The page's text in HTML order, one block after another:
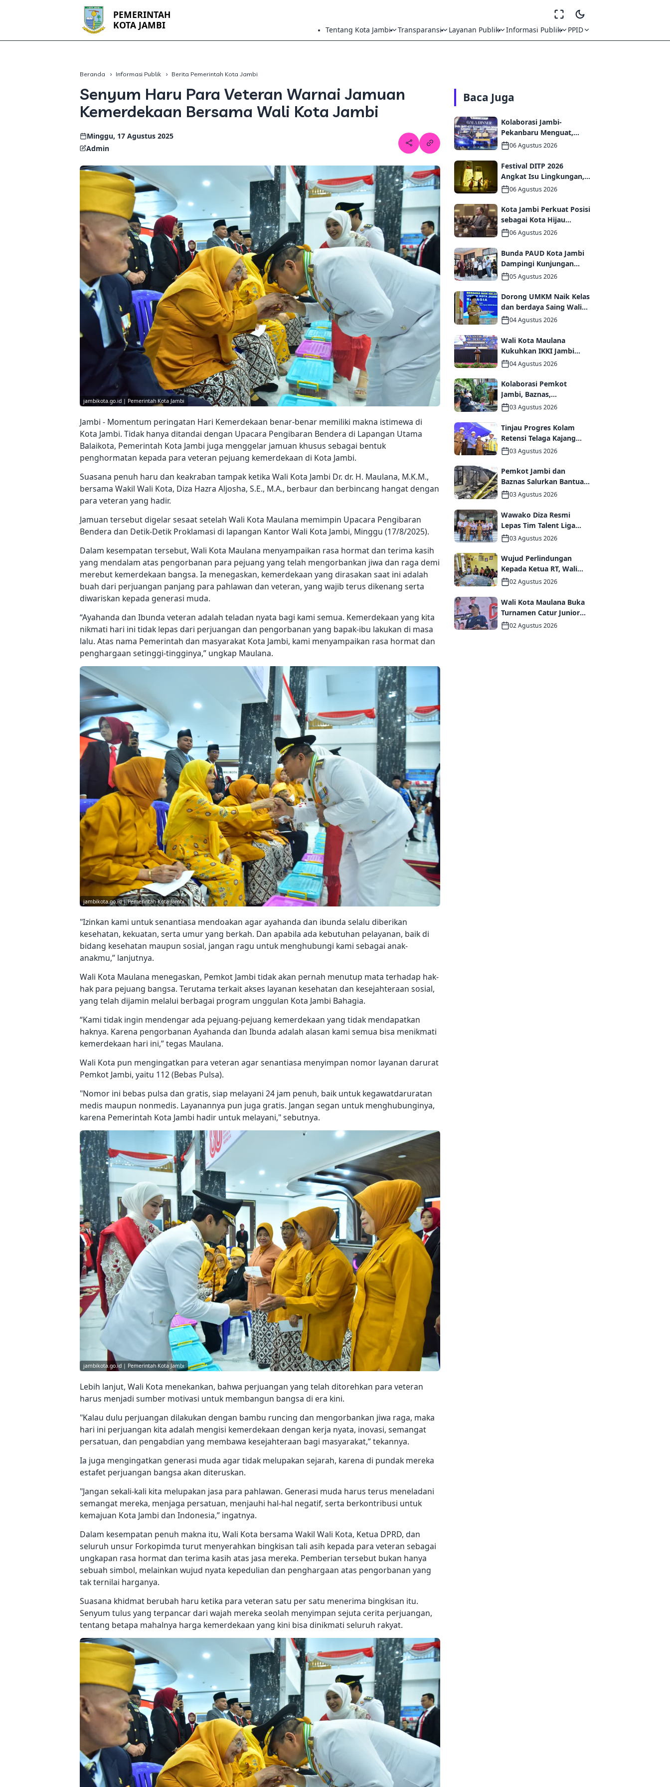
PEMERINTAH
KOTA JAMBI
Tentang Kota Jambi Transparansi Layanan Publik Informasi Publik PPID
Beranda Informasi Publik Berita Pemerintah Kota Jambi
Senyum Haru Para Veteran Warnai Jamuan
Kemerdekaan Bersama Wali Kota Jambi
Minggu, 17 Agustus 2025
Admin
jambikota.go.id | Pemerintah Kota Jambi
Jambi - Momentum peringatan Hari Kemerdekaan benar-benar memiliki makna istimewa di
Kota Jambi. Tidak hanya ditandai dengan Upacara Pengibaran Bendera di Lapangan Utama
Balaikota, Pemerintah Kota Jambi juga menggelar jamuan khusus sebagai bentuk
penghormatan kepada para veteran pejuang kemerdekaan di Kota Jambi.
Suasana penuh haru dan keakraban tampak ketika Wali Kota Jambi Dr. dr. H. Maulana, M.K.M.,
bersama Wakil Wali Kota, Diza Hazra Aljosha, S.E., M.A., berbaur dan berbincang hangat dengan
para veteran yang hadir.
Jamuan tersebut digelar sesaat setelah Wali Kota Maulana memimpin Upacara Pengibaran
Bendera dan Detik-Detik Proklamasi di lapangan Kantor Wali Kota Jambi, Minggu (17/8/2025).
Dalam kesempatan tersebut, Wali Kota Maulana menyampaikan rasa hormat dan terima kasih
yang mendalam atas pengorbanan para pejuang yang telah mengorbankan jiwa dan raga demi
merebut kemerdekaan bangsa. Ia menegaskan, kemerdekaan yang dirasakan saat ini adalah
buah dari perjuangan panjang para pahlawan dan veteran, yang wajib terus dikenang serta
diwariskan kepada generasi muda.
“Ayahanda dan Ibunda veteran adalah teladan nyata bagi kami semua. Kemerdekaan yang kita
nikmati hari ini tidak lepas dari perjuangan dan pengorbanan yang bapak-ibu lakukan di masa
lalu. Atas nama Pemerintah dan masyarakat Kota Jambi, kami menyampaikan rasa hormat dan
penghargaan setinggi-tingginya,” ungkap Maulana.
jambikota.go.id | Pemerintah Kota Jambi
"Izinkan kami untuk senantiasa mendoakan agar ayahanda dan ibunda selalu diberikan
kesehatan, kekuatan, serta umur yang berkah. Dan apabila ada kebutuhan pelayanan, baik di
bidang kesehatan maupun sosial, jangan ragu untuk menghubungi kami sebagai anak-
anakmu,” lanjutnya.
Wali Kota Maulana menegaskan, Pemkot Jambi tidak akan pernah menutup mata terhadap hak-
hak para pejuang bangsa. Terutama terkait akses layanan kesehatan dan kesejahteraan sosial,
yang telah dijamin melalui berbagai program unggulan Kota Jambi Bahagia.
“Kami tidak ingin mendengar ada pejuang-pejuang kemerdekaan yang tidak mendapatkan
haknya. Karena pengorbanan Ayahanda dan Ibunda adalah alasan kami semua bisa menikmati
kemerdekaan hari ini,” tegas Maulana.
Wali Kota pun mengingatkan para veteran agar senantiasa menyimpan nomor layanan darurat
Pemkot Jambi, yaitu 112 (Bebas Pulsa).
"Nomor ini bebas pulsa dan gratis, siap melayani 24 jam penuh, baik untuk kegawatdaruratan
medis maupun nonmedis. Layanannya pun juga gratis. Jangan segan untuk menghubunginya,
karena Pemerintah Kota Jambi hadir untuk melayani," sebutnya.
jambikota.go.id | Pemerintah Kota Jambi
Lebih lanjut, Wali Kota menekankan, bahwa perjuangan yang telah ditorehkan para veteran
harus menjadi sumber motivasi untuk membangun bangsa di era kini.
"Kalau dulu perjuangan dilakukan dengan bambu runcing dan mengorbankan jiwa raga, maka
hari ini perjuangan kita adalah mengisi kemerdekaan dengan kerja nyata, inovasi, semangat
persatuan, dan pengabdian yang membawa kesejahteraan bagi masyarakat,” tekannya.
Ia juga mengingatkan generasi muda agar tidak melupakan sejarah, karena di pundak mereka
estafet perjuangan bangsa akan diteruskan.
"Jangan sekali-kali kita melupakan jasa para pahlawan. Generasi muda harus terus meneladani
semangat mereka, menjaga persatuan, menjauhi hal-hal negatif, serta berkontribusi untuk
kemajuan Kota Jambi dan Indonesia,” ingatnya.
Dalam kesempatan penuh makna itu, Wali Kota bersama Wakil Wali Kota, Ketua DPRD, dan
seluruh unsur Forkopimda turut menyerahkan bingkisan tali asih kepada para veteran sebagai
ungkapan rasa hormat dan terima kasih atas jasa mereka. Pemberian tersebut bukan hanya
sebuah simbol, melainkan wujud nyata kepedulian dan penghargaan atas pengorbanan yang
tak ternilai harganya.
Suasana khidmat berubah haru ketika para veteran satu per satu menerima bingkisan itu.
Senyum tulus yang terpancar dari wajah mereka seolah menyimpan sejuta cerita perjuangan,
tentang betapa mahalnya harga kemerdekaan yang kini bisa dinikmati seluruh rakyat.
Baca Juga
Kolaborasi Jambi-
Pekanbaru Menguat,
MoU dan PKS
Ditandatangani pada Gala
Dinner GCMC IMT-GT ke-9
Tahun 2026
06 Agustus 2026
Festival DITP 2026
Angkat Isu Lingkungan,
Wawako Diza Apresiasi
06 Agustus 2026
Kota Jambi Perkuat Posisi
sebagai Kota Hijau
Melalui Forum
Internasional IMT-GT
GCMC 2026
06 Agustus 2026
Bunda PAUD Kota Jambi
Dampingi Kunjungan
Kemendikdasmen,
Wujudkan PAUD
Berkualitas dan Generasi
Emas 2045
05 Agustus 2026
Dorong UMKM Naik Kelas
dan berdaya Saing Wali
Kota Maulana kukuhkan
35 kelompok UMKM
Binaan
04 Agustus 2026
Wali Kota Maulana
Kukuhkan IKKI Jambi
Periode 2026–2031,
dan Kolaborasi dalam
Keberagaman
04 Agustus 2026
Kolaborasi Pemkot
Jambi, Baznas,
Pegadaian, dan Lapas
Wujudkan Rumah Layak
Huni bagi Warga Kurang
Mampu
03 Agustus 2026
Tinjau Progres Kolam
Retensi Telaga Kajang
Lako, Wali Kota Maulana
Optimistis Kota Jambi
Semakin Dekat Bebas
Banjir
03 Agustus 2026
Pemkot Jambi dan
Baznas Salurkan Bantuan
Tanggap Darurat bagi
Korban Kebakaran
Asrama Polda Jambi
03 Agustus 2026
Wawako Diza Resmi
Lepas Tim Talent Liga
TopSkor Jambi Menuju
03 Agustus 2026
Wujud Perlindungan
Kepada Ketua RT, Wali
Kota Maulana Bertakziah
dan Serahkan Santunan
Jaminan Kematian
kepada Ahli Waris
02 Agustus 2026
Wali Kota Maulana Buka
Turnamen Catur Junior
2026, Pemkot Jambi
02 Agustus 2026